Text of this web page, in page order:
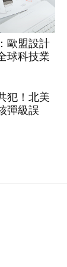
歐盟設計
球科技業
犯！北美
彈級誤